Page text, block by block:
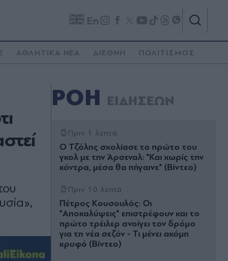
En
ΑΘΛΗΤΙΚΑ ΝΕΑ ΔΙΕΘΝΗ ΠΟΛΙΤΙΣΜΟΣ
ΡΟΗ ΕΙΔΗΣΕΩΝ
Πριν 1 λεπτά
Ο Τζόλης σχολίασε το πρώτο του
γκολ με την Άρσεναλ: "Και χωρίς την
κόντρα, μέσα θα πήγαινε" (Βίντεο)
Πριν 10 λεπτά
Πέτρος Κουσουλός: Οι
"Αποκαλύψεις" επιστρέφουν και το
πρώτο τρέιλερ ανοίγει τον δρόμο
για τη νέα σεζόν - Τι μένει ακόμη
κρυφό (Βίντεο)